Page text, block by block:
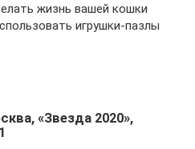
жизнь вашей кошки
игрушки-пазлы
«Звезда 2020»,